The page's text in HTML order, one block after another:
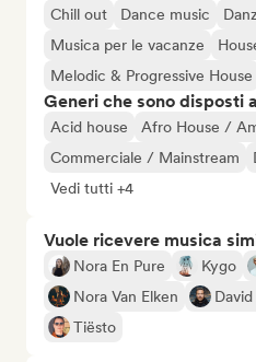
Chill out Dance music
Musica per le vacanze
Melodic & Progressive House
Generi che sono disposti
Acid house Afro House /
Commerciale / Mainstream
Vedi tutti +4
Vuole ricevere musica
Nora En Pure Kygo
Nora Van Elken
Tiësto